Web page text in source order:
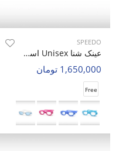
SPEEDO
عینک شنا Unisex اسپیدو Glide Vision U
1,650,000 تومان
Free